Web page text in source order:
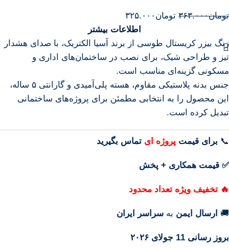
تومان۳۶۳.۰۰۰ تومان ۳۲۵.۰۰۰
اطلاعات بیشتر
زنگ بیزر کریستال طوسی از برند آسیا الکتریک، با صدای هشدار
تیز و طراحی شیک، برای نصب در ساختمان‌های اداری و
مسکونی گزینه‌ای مناسب است.
جنس بدنه پلاستیکی مقاوم، هسته پلی‌آمیدی و گارانتی ۵ ساله،
این محصول را به انتخابی مطمئن برای پروژه‌های ساختمانی
تبدیل کرده است.
📞 برای قیمت پروژه ای تماس بگیرید
✅ قیمت همکاری + پخش
🔥 تخفیف ویژه تعداد محدود
🚚 ارسال ایمن به سراسر ایران
بروز رسانی 11 جولای ۲۰۲۶